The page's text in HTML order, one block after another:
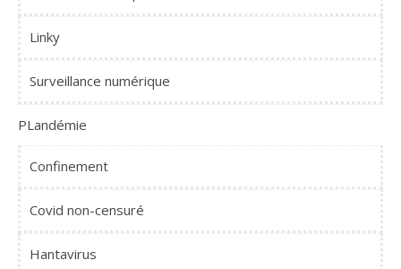
Linky
Surveillance numérique
PLandémie
Confinement
Covid non-censuré
Hantavirus